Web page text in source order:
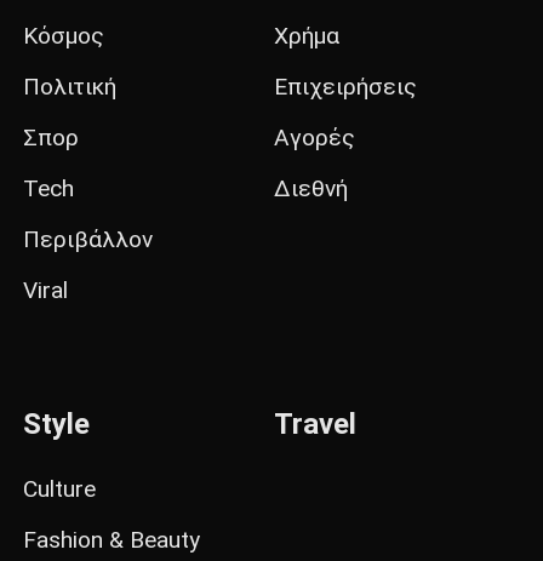
Κόσμος
Πολιτική
Σπορ
Tech
Περιβάλλον
Viral
Χρήμα
Επιχειρήσεις
Αγορές
Διεθνή
Style
Culture
Fashion & Beauty
Travel